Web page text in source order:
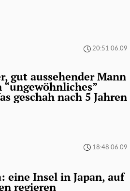
20:51 06.09
gut aussehender Mann
geschah nach 5 Jahren
18:48 06.09
eine Insel in Japan, auf
regieren